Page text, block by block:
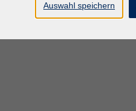
Auswahl speichern